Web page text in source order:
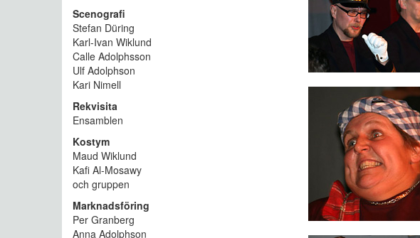
Scenografi
Stefan Düring
Karl-Ivan Wiklund
Calle Adolphsson
Ulf Adolphson
Kari Nimell
Rekvisita
Ensamblen
Kostym
Maud Wiklund
Kafi Al-Mosawy
och gruppen
Marknadsföring
Per Granberg
Anna Adolphson